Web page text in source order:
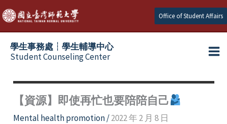
Skip
to
content
Office of Student Affairs
學生事務處┆學生輔導中心
Student Counseling Center
【資源】即使再忙也要陪陪自己
Mental health promotion/2022 年 2 月 8 日